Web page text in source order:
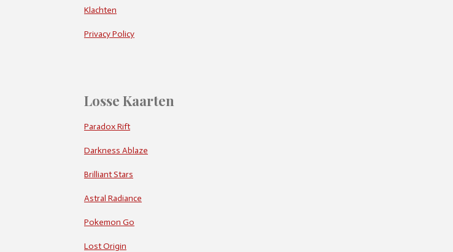
Klachten
Privacy Policy
Losse Kaarten
Paradox Rift
Darkness Ablaze
Brilliant Stars
Astral Radiance
Pokemon Go
Lost Origin